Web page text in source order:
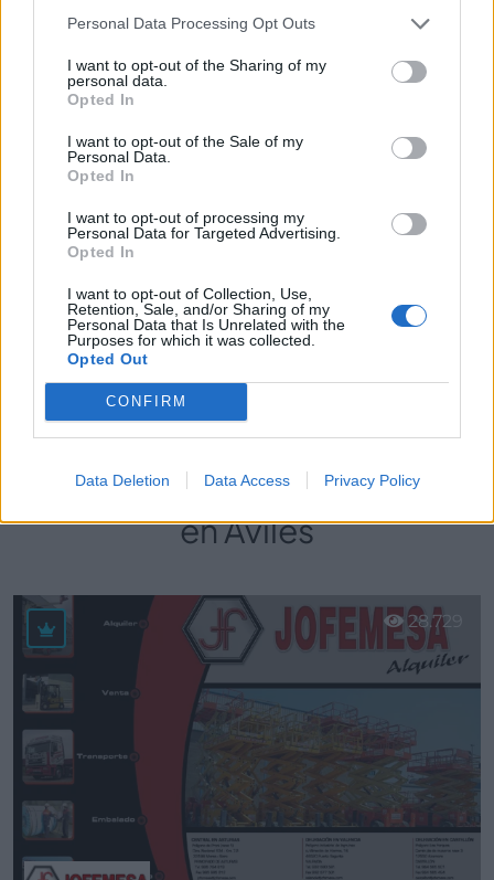
Personal Data Processing Opt Outs
I want to opt-out of the Sharing of my
personal data.
Opted In
I want to opt-out of the Sale of my
Personal Data.
Opted In
I want to opt-out of processing my
Personal Data for Targeted Advertising.
Opted In
I want to opt-out of Collection, Use,
Retention, Sale, and/or Sharing of my
Personal Data that Is Unrelated with the
Purposes for which it was collected.
Opted Out
CONFIRM
Data Deletion Data Access Privacy Policy
Chapistería Martín & Payaron
Avilés (Asturias)
Ver más
Ver más
Empresas destacadas
en Avilés
28.729